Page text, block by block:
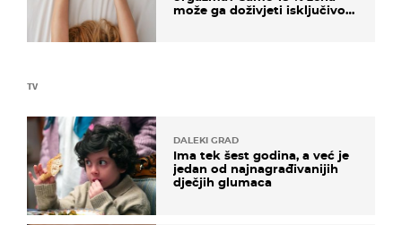
TV
DALEKI GRAD
Ima tek šest godina, a već je
jedan od najnagrađivanijih
dječjih glumaca
može ga doživjeti isključivo